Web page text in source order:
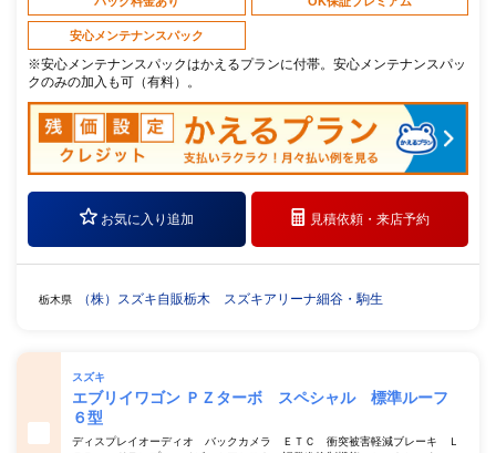
安心メンテナンスパック
※安心メンテナンスパックはかえるプランに付帯。安心メンテナンスパッ
クのみの加入も可（有料）。
お気に入り追加 見積依頼・来店予約
栃木県 （株）スズキ自販栃木 スズキアリーナ細谷・駒生
スズキ
エブリイワゴン ＰＺターボ スペシャル 標準ルーフ
６型
ディスプレイオーディオ バックカメラ ＥＴＣ 衝突被害軽減ブレーキ Ｌ